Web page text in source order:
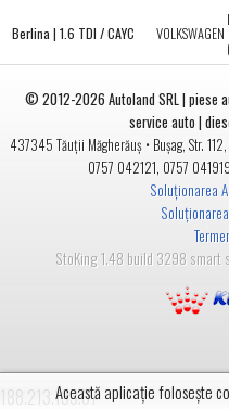
Berlina | 1.6 TDI / CAYC VOLKSWAGEN
© 2012-2026Autoland SRL | piese
service auto |
437345 Tăuții Măgherăuș• Bușag, Str.
0757 042121, 0757 041919
Soluționarea
StoKing 1.48 build 3298 smart
Această aplicație folosește
188.213.133.67